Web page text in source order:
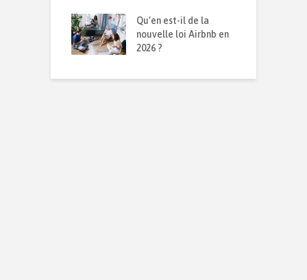
Qu’en est-il de la
nouvelle loi Airbnb en
2026 ?